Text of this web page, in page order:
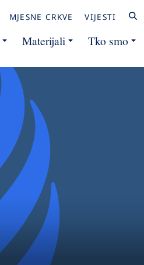
MJESNE CRKVE VIJESTI
Materijali Tko smo